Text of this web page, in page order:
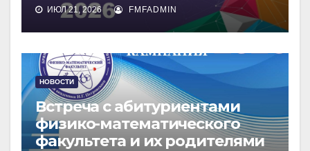
ИЮЛ 21, 2026 FMFADMIN
НОВОСТИ
Встреча с абитуриентами
физико-математического
факультета и их родителями